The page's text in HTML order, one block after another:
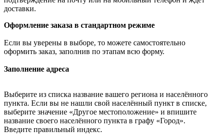
доставки.
Оформление заказа в стандартном режиме
Если вы уверены в выборе, то можете самостоятельно
оформить заказ, заполнив по этапам всю форму.
Заполнение адреса
Выберите из списка название вашего региона и населённого
пункта. Если вы не нашли свой населённый пункт в списке,
выберите значение «Другое местоположение» и впишите
название своего населённого пункта в графу «Город».
Введите правильный индекс.